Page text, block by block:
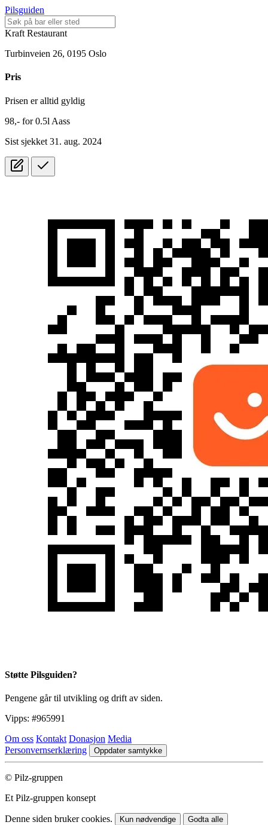
Pilsguiden
Kraft Restaurant
Turbinveien 26, 0195 Oslo
Pris
Prisen er alltid gyldig
98,- for0.5l Aass
Sist sjekket 31. aug. 2024
Støtte Pilsguiden?
Pengene går til utvikling og drift av siden.
Vipps: #965991
Om oss Kontakt Donasjon Media
Personvernserklæring
Oppdater samtykke
© Pilz-gruppen
Et Pilz-gruppen konsept
Denne siden bruker cookies. Kun nødvendige Godta alle